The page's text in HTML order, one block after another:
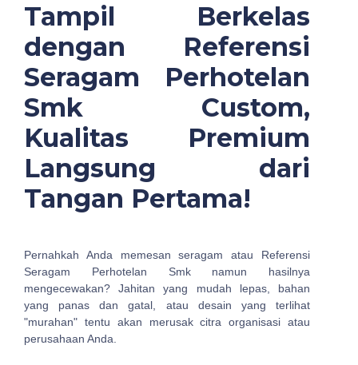
Tampil Berkelas
dengan Referensi
Seragam Perhotelan
Smk Custom,
Kualitas Premium
Langsung dari
Tangan Pertama!
Pernahkah Anda memesan seragam atau Referensi
Seragam Perhotelan Smk namun hasilnya
mengecewakan? Jahitan yang mudah lepas, bahan
yang panas dan gatal, atau desain yang terlihat
"murahan" tentu akan merusak citra organisasi atau
perusahaan Anda.